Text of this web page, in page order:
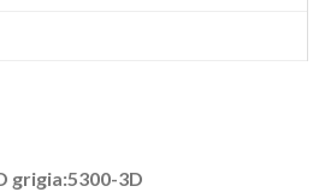
grigia:5300-3D